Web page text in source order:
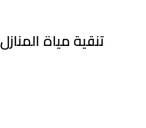
تنقية مياة المنازل